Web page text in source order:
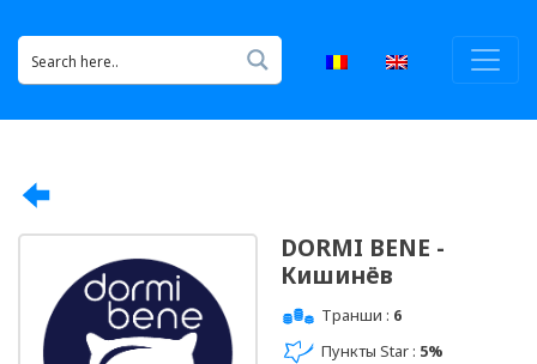
DORMI BENE -
Кишинёв
Транши : 6
Пункты Star : 5%